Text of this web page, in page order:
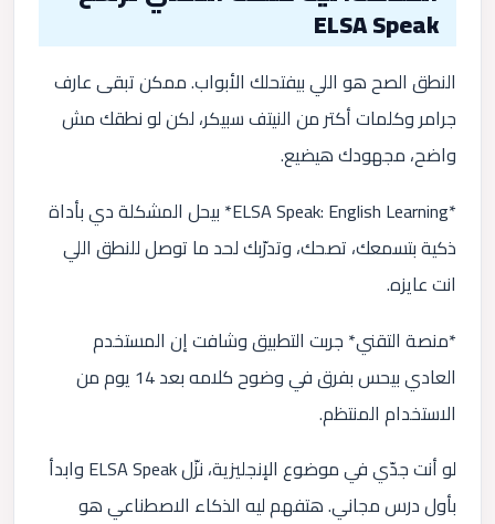
ELSA Speak
النطق الصح هو اللي بيفتحلك الأبواب. ممكن تبقى عارف
جرامر وكلمات أكتر من النيتف سبيكر، لكن لو نطقك مش
واضح، مجهودك هيضيع.
*ELSA Speak: English Learning* بيحل المشكلة دي بأداة
ذكية بتسمعك، تصحك، وتدرّبك لحد ما توصل للنطق اللي
انت عايزه.
*منصة التقني* جربت التطبيق وشافت إن المستخدم
العادي بيحس بفرق في وضوح كلامه بعد 14 يوم من
الاستخدام المنتظم.
لو أنت جدّي في موضوع الإنجليزية، نزّل ELSA Speak وابدأ
بأول درس مجاني. هتفهم ليه الذكاء الاصطناعي هو